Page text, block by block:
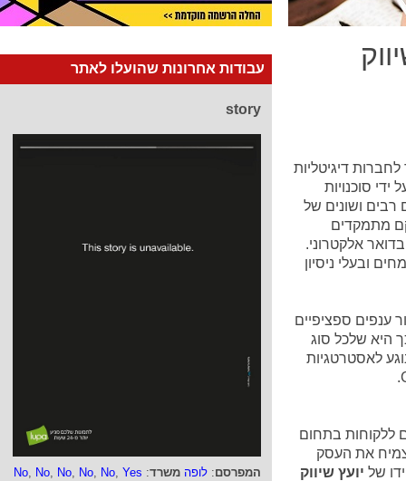
עבודות אחרונות שהועלו לאתר
story
המפרסם: לופה משרד:
No, No, No, No, No, Yes
לחברות דיגיטליות
סוכנויות
רבים ושונים של
מתמקדים
אלקטרוני.
ובעלי ניסיון
ענפים ספציפיים
היא שלכל סוג
לאסטרטגיות
ללקוחות בתחום
את העסק
של יועץ שיווק